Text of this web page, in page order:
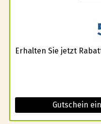
Erhalten Sie jetzt
Gutschein